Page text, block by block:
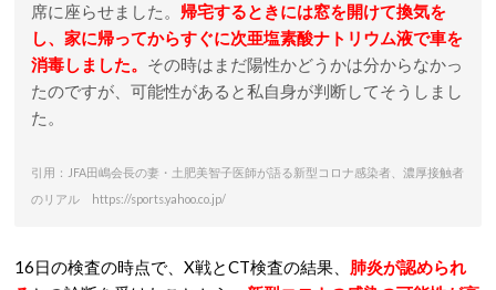
席に座らせました。 帰宅するときには窓を開けて換気を
し、家に帰ってからすぐに次亜塩素酸ナトリウム液で車を
消毒しました。 その時はまだ陽性かどうかは分からなかっ
たのですが、可能性があると私自身が判断してそうしまし
た。
引用：JFA田嶋会長の妻・土肥美智子医師が語る新型コロナ感染者、濃厚接触者
のリアル https://sports.yahoo.co.jp/
16日の検査の時点で、X戦とCT検査の結果、 肺炎が認められ